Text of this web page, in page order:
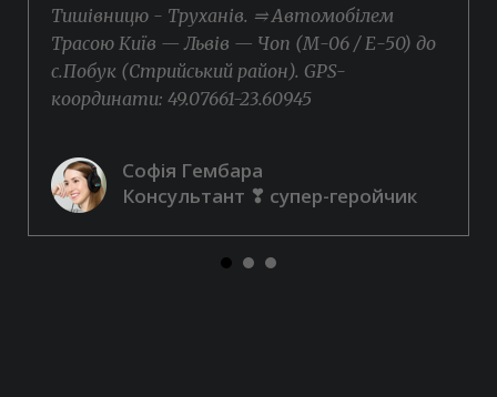
Тишівницю - Труханів. ⥤ Автомобілем
Трасою Київ — Львів — Чоп (М-06 / Е-50) до
с.Побук (Стрийський район). GPS-
координати: 49.07661-23.60945
Софія Гембара
Консультант ❣ супер-геройчик